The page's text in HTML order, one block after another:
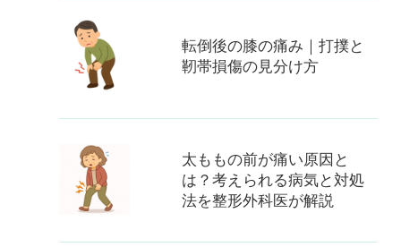
転倒後の膝の痛み｜打撲と
靭帯損傷の見分け方
太ももの前が痛い原因と
は？考えられる病気と対処
法を整形外科医が解説